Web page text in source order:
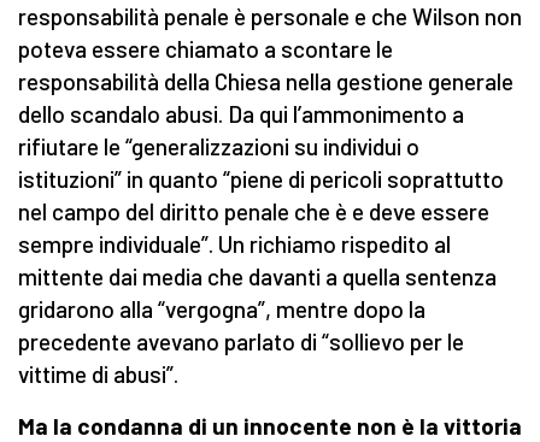
responsabilità penale è personale e che Wilson non
poteva essere chiamato a scontare le
responsabilità della Chiesa nella gestione generale
dello scandalo abusi. Da qui l’ammonimento a
rifiutare le “generalizzazioni su individui o
istituzioni” in quanto “piene di pericoli soprattutto
nel campo del diritto penale che è e deve essere
sempre individuale”. Un richiamo rispedito al
mittente dai media che davanti a quella sentenza
gridarono alla “vergogna”, mentre dopo la
precedente avevano parlato di “sollievo per le
vittime di abusi”.
Ma la condanna di un innocente non è la vittoria